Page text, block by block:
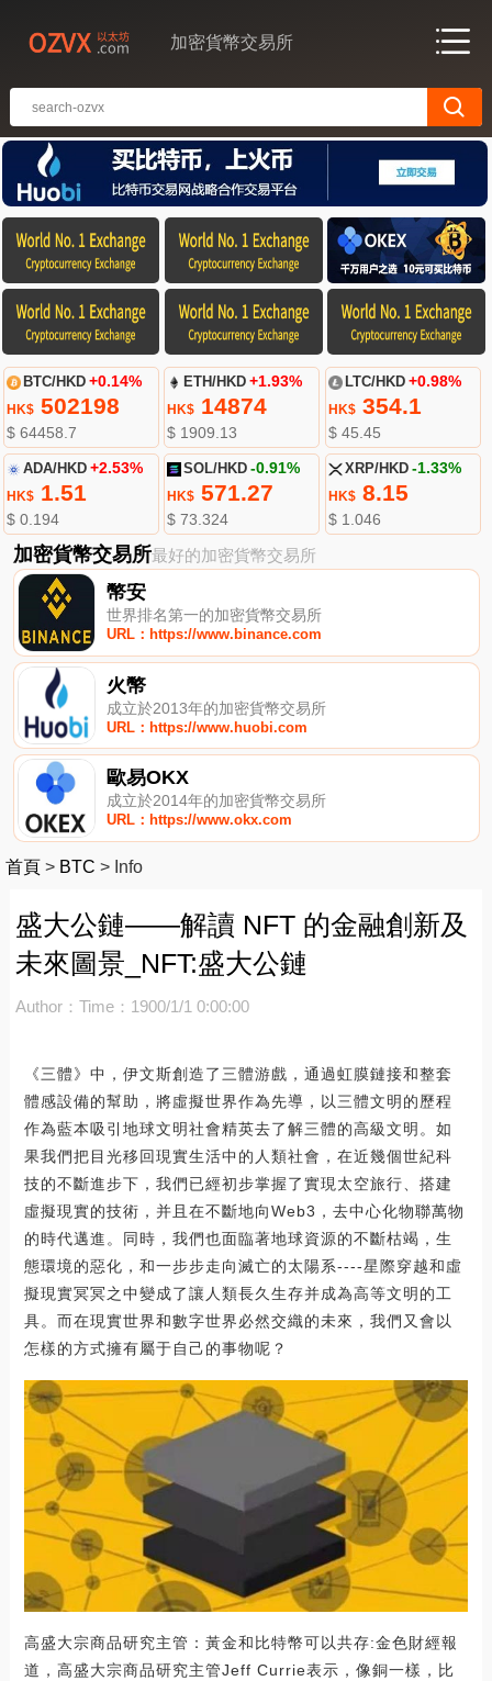
加密貨幣交易所
BTC/HKD +0.14%
HK$502198
$ 64458.7
ETH/HKD +1.93%
HK$ 14874
$ 1909.13
LTC/HKD +0.98%
HK$354.1
$ 45.45
ADA/HKD +2.53%
HK$1.51
$ 0.194
SOL/HKD -0.91%
HK$ 571.27
$ 73.324
XRP/HKD -1.33%
HK$8.15
$ 1.046
加密貨幣交易所最好的加密貨幣交易所
幣安
世界排名第一的加密貨幣交易所
URL：https://www.binance.com
火幣
成立於2013年的加密貨幣交易所
URL：https://www.huobi.com
歐易OKX
成立於2014年的加密貨幣交易所
URL：https://www.okx.com
首頁 > BTC > Info
盛大公鏈——解讀 NFT 的金融創新及
未來圖景_NFT:盛大公鏈
Author： Time：1900/1/1 0:00:00
《三體》中，伊文斯創造了三體游戲，通過虹膜鏈接和整套
體感設備的幫助，將虛擬世界作為先導，以三體文明的歷程
作為藍本吸引地球文明社會精英去了解三體的高級文明。如
果我們把目光移回現實生活中的人類社會，在近幾個世紀科
技的不斷進步下，我們已經初步掌握了實現太空旅行、搭建
虛擬現實的技術，并且在不斷地向Web3，去中心化物聯萬物
的時代邁進。同時，我們也面臨著地球資源的不斷枯竭，生
態環境的惡化，和一步步走向滅亡的太陽系----星際穿越和虛
擬現實冥冥之中變成了讓人類長久生存并成為高等文明的工
具。而在現實世界和數字世界必然交織的未來，我們又會以
怎樣的方式擁有屬于自己的事物呢？
高盛大宗商品研究主管：黃金和比特幣可以共存:金色財經報
道，高盛大宗商品研究主管Jeff Currie表示，像銅一樣，比